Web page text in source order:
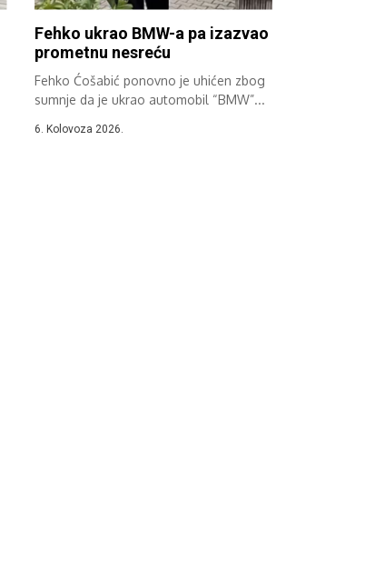
Fehko ukrao BMW-a pa izazvao
prometnu nesreću
Fehko Ćošabić ponovno je uhićen zbog
sumnje da je ukrao automobil “BMW”...
6. Kolovoza 2026.